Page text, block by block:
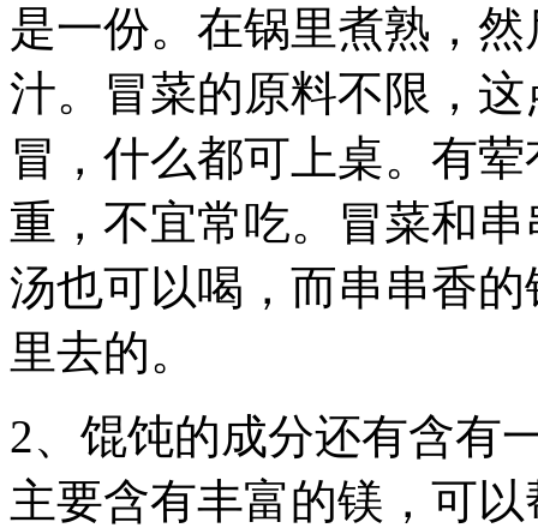
是一份。在锅里煮熟，
汁。冒菜的原料不限，
冒，什么都可上桌。有
重，不宜常吃。冒菜和
汤也可以喝，而串串香
里去的。
2、馄饨的成分还有含有
主要含有丰富的镁，可